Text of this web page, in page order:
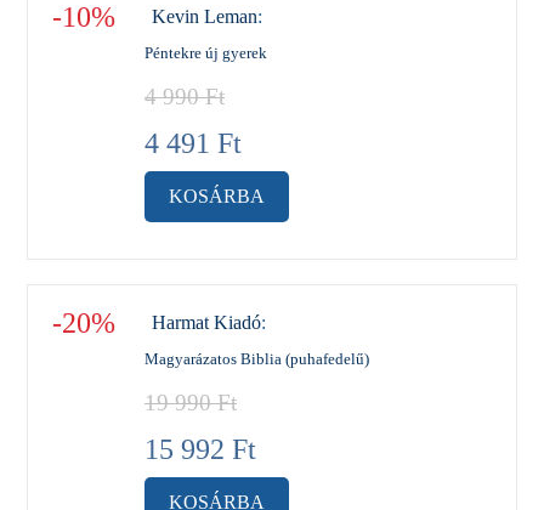
-10% Kevin Leman:
Péntekre új gyerek
4 990Ft
4 491 Ft
KOSÁRBA
-20% Harmat Kiadó:
Magyarázatos Biblia (puhafedelű)
19 990Ft
15 992 Ft
KOSÁRBA